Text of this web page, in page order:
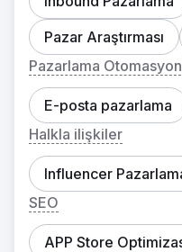
Pazar Araştırması
Pazarlama
E-posta pazarlama
Halkla ilişkiler
Influencer
SEO
APP Store